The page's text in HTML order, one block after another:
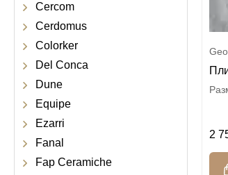
Cercom
Cerdomus
Colorker
Del Conca
Dune
Equipe
Ezarri
Fanal
Fap Ceramiche
2